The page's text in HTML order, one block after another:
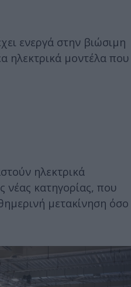
ενεργά στην βιώσιμη
ηλεκτρικά μοντέλα που
ηλεκτρικά
νέας κατηγορίας, που
μετακίνηση όσο